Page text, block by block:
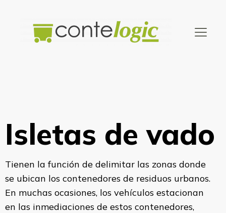
Isletas de vado
Tienen la función de delimitar las zonas donde
se ubican los contenedores de residuos urbanos.
En muchas ocasiones, los vehículos estacionan
en las inmediaciones de estos contenedores,